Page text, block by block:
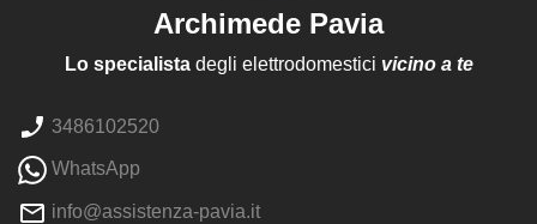
Archimede Pavia
Lo specialistadegli elettrodomestici vicino a te
3486102520
WhatsApp
info@assistenza-pavia.it